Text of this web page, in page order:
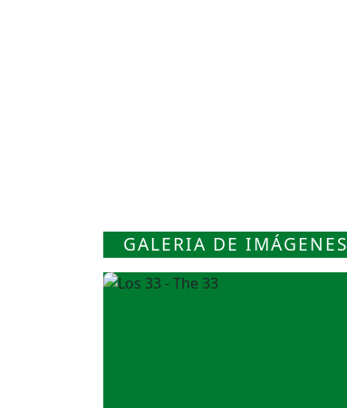
GALERIA DE IMÁGENES